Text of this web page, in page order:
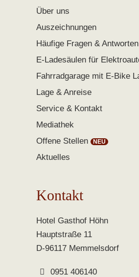
Über uns
Auszeichnungen
Häufige Fragen & Antworten
E-Ladesäulen für
Fahrradgarage mit E-Bike
Lage & Anreise
Service & Kontakt
Mediathek
Offene Stellen
Aktuelles
Kontakt
Hotel Gasthof Höhn
Hauptstraße 11
D-96117 Memmelsdorf
0951 406140